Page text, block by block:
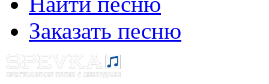
Заказать песню